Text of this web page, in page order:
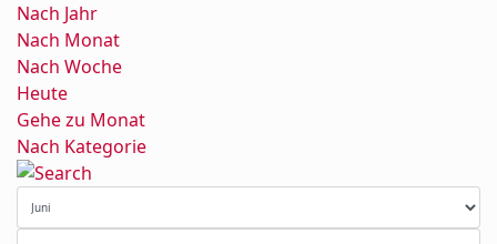
Nach Jahr
Nach Monat
Nach Woche
Heute
Gehe zu Monat
Nach Kategorie